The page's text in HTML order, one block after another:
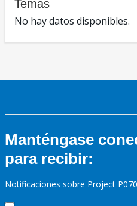
Temas
No hay datos disponibles.
Manténgase
para recibir:
Notificaciones sobre Project